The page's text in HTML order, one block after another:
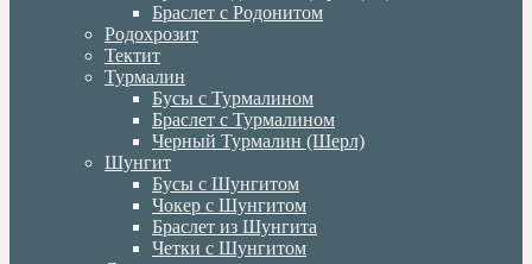
Браслет с Родонитом
Родохрозит
Тектит
Турмалин
Бусы с Турмалином
Браслет с Турмалином
Черный Турмалин (Шерл)
Шунгит
Бусы с Шунгитом
Чокер с Шунгитом
Браслет из Шунгита
Четки с Шунгитом